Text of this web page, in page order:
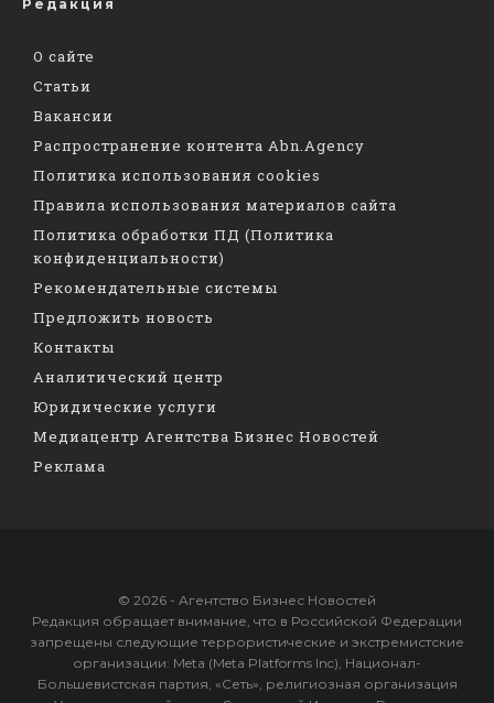
Редакция
О сайте
Статьи
Вакансии
Распространение контента Abn.Agency
Политика использования cookies
Правила использования материалов сайта
Политика обработки ПД (Политика
конфиденциальности)
Рекомендательные системы
Предложить новость
Контакты
Аналитический центр
Юридические услуги
Медиацентр Агентства Бизнес Новостей
Реклама
© 2026 - Агентство Бизнес Новостей
Редакция обращает внимание, что в Российской Федерации
запрещены следующие террористические и экстремистские
организации: Meta (Meta Platforms Inc), Национал-
Большевистская партия, «Сеть», религиозная организация